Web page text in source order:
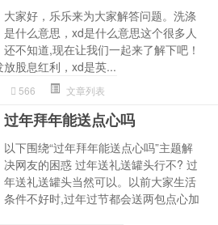
大家好，乐乐来为大家解答问题。洗涤
是什么意思，xd是什么意思这个很多人
还不知道,现在让我们一起来了解下吧！
股息红利，xd是英...
566 文章列表
过年拜年能送点心吗
以下围绕“过年拜年能送点心吗”主题解
决网友的困惑 过年送礼送罐头行不? 过
年送礼送罐头当然可以。以前大家生活
条件不好时,过年过节都会送两包点心加